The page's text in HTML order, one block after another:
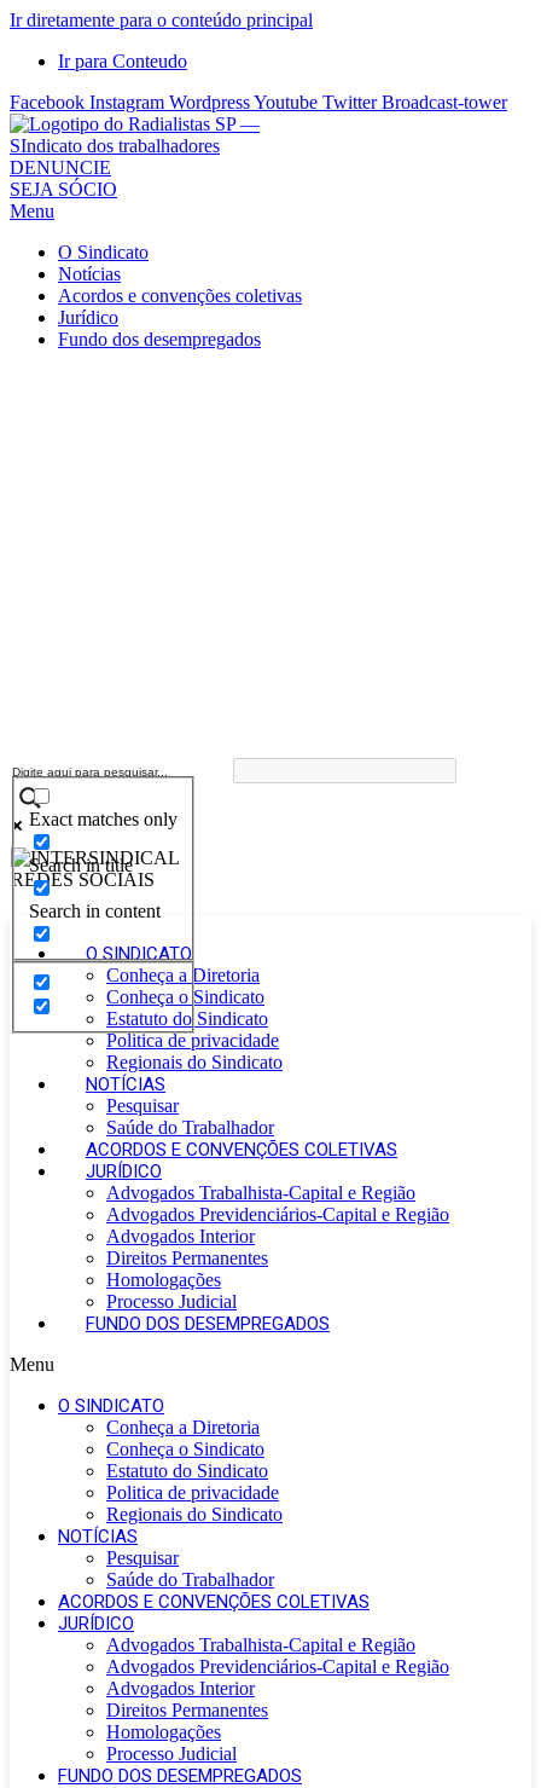
Ir diretamente para o conteúdo principal
Ir para Conteudo
Facebook Instagram WordpressYoutube Twitter Broadcast-tower
Sindicato
dos
Radialistas
São
Paulo
Sindicato
DENUNCIE
SEJA SÓCIO
Menu
O Sindicato
Notícias
Acordos e convenções coletivas
Jurídico
Fundo dos desempregados
Exact matches only
Search in title
Search in content
O SINDICATO
Conheça a Diretoria
Conheça o Sindicato
Estatuto do Sindicato
Politica de privacidade
Regionais do Sindicato
NOTÍCIAS
Pesquisar
Saúde do Trabalhador
ACORDOS E CONVENÇÕES COLETIVAS
JURÍDICO
Advogados Trabalhista-Capital e Região
Advogados Previdenciários-Capital e Região
Advogados Interior
Direitos Permanentes
Homologações
Processo Judicial
FUNDO DOS DESEMPREGADOS
Menu
O SINDICATO
Conheça a Diretoria
Conheça o Sindicato
Estatuto do Sindicato
Politica de privacidade
Regionais do Sindicato
NOTÍCIAS
Pesquisar
Saúde do Trabalhador
ACORDOS E CONVENÇÕES COLETIVAS
JURÍDICO
Advogados Trabalhista-Capital e Região
Advogados Previdenciários-Capital e Região
Advogados Interior
Direitos Permanentes
Homologações
Processo Judicial
FUNDO DOS DESEMPREGADOS